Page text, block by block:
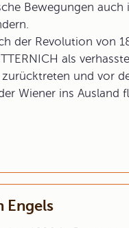
Bewegungen auch
der Revolution von
als
zurücktreten und vor
Wiener ins Ausland
Engels